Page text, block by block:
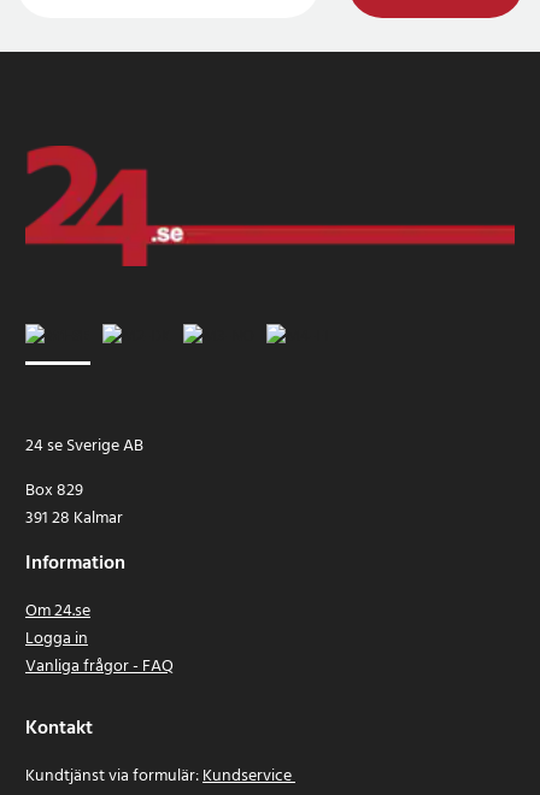
24 se Sverige AB
Box 829
391 28 Kalmar
Information
Om 24.se
Logga in
Vanliga frågor - FAQ
Kontakt
Kundtjänst via formulär:Kundservice